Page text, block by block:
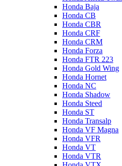
Honda Baja
Honda CB
Honda CBR
Honda CRF
Honda CRM
Honda Forza
Honda FTR 223
Honda Gold Wing
Honda Hornet
Honda NC
Honda Shadow
Honda Steed
Honda ST
Honda Transalp
Honda VF Magna
Honda VFR
Honda VT
Honda VTR